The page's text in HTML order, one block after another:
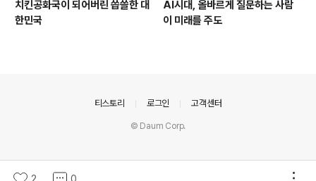
치킨공화국이 되어버린 씁쓸한 대
한민국
AI시대, 올바르게 질문하는 사람
이 미래를 주도
티스토리 로그인 고객센터
© Daum Corp.